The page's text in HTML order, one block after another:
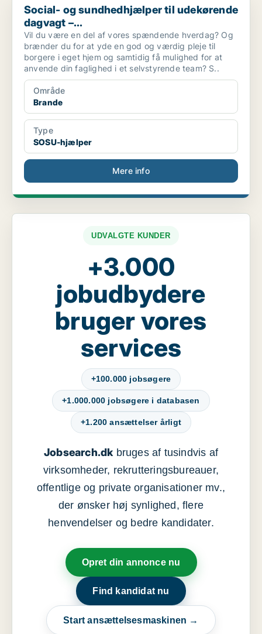
Social- og sundhedhjælper til udekørende
dagvagt –...
Vil du være en del af vores spændende hverdag? Og
brænder du for at yde en god og værdig pleje til
borgere i eget hjem og samtidig få mulighed for at
anvende din faglighed i et selvstyrende team? S..
Område
Brande
Type
SOSU-hjælper
Mere info
UDVALGTE KUNDER
+3.000
jobudbydere
bruger vores
services
+100.000 jobsøgere
+1.000.000 jobsøgere i databasen
+1.200 ansættelser årligt
Jobsearch.dkbruges af tusindvis af
virksomheder, rekrutteringsbureauer,
offentlige og private organisationer mv.,
der ønsker høj synlighed, flere
henvendelser og bedre kandidater.
Opret din annonce nu
Find kandidat nu
Start ansættelsesmaskinen →